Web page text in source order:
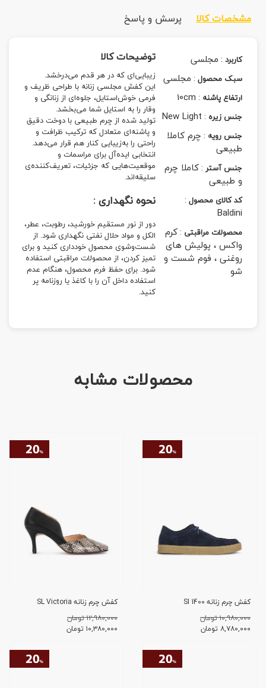
مشخصات کالا پرسش و پاسخ
کاربرد :مجلسی
سبک محصول :مجلسی
ارتفاع پاشنه :
10cm
جنس زیره :
New Light
جنس رویه :چرم کاملا
طبیعی
جنس آستر :کاملا چرم
و طبیعی
کد کالای محصول :
Baldini
محصولات مراقبتی :کرم
واکس ، پولیش های
روغنی ، فوم شست و
شو
توضیحات کالا
زیبایی‌ای که در هر قدم می‌درخشد.
این کفش مجلسی زنانه با طراحی ظریف و
فرمی خوش‌استایل، جلوه‌ای از زنانگی و
وقار را به استایل شما می‌بخشد.
تولید شده از چرم طبیعی با دوخت دقیق
و پاشنه‌ای متعادل که ترکیب ظرافت و
راحتی را به‌زیبایی کنار هم قرار می‌دهد.
انتخابی ایده‌آل برای مراسمات و
موقعیت‌هایی که جزئیات، تعریف‌کننده‌ی
سلیقه‌اند.
نحوه نگهداری :
دور از نور مستقیم خورشید، رطوبت، عطر،
الکل و مواد حلال نفتی نگهداری شود. از
شست‌وشوی محصول خودداری کنید و برای
تمیز کردن، از محصولات مراقبتی استفاده
شود. برای حفظ فرم محصول، هنگام عدم
استفاده داخل آن را با کاغذ یا روزنامه پر
کنید.
محصولات مشابه
کفش چرم زنانه SI 1400
۱۰,۹۸۰,۰۰۰ تومان
۸,۷۸۰,۰۰۰ تومان
کفش چرم زنانه SL Victoria
۱۲,۹۸۰,۰۰۰ تومان
۱۰,۳۸۰,۰۰۰ تومان